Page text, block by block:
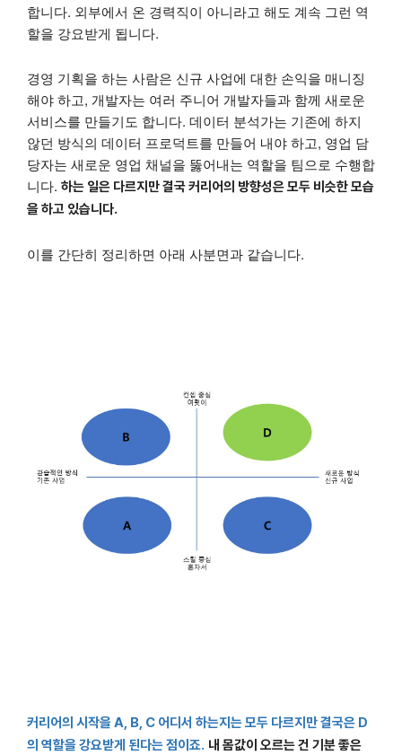
합니다. 외부에서 온 경력직이 아니라고 해도 계속 그런 역
할을 강요받게 됩니다.
경영 기획을 하는 사람은 신규 사업에 대한 손익을 매니징
해야 하고, 개발자는 여러 주니어 개발자들과 함께 새로운
서비스를 만들기도 합니다. 데이터 분석가는 기존에 하지
않던 방식의 데이터 프로덕트를 만들어 내야 하고, 영업 담
당자는 새로운 영업 채널을 뚫어내는 역할을 팀으로 수행합
니다. 하는 일은 다르지만 결국 커리어의 방향성은 모두 비슷한 모습
을 하고 있습니다.
이를 간단히 정리하면 아래 사분면과 같습니다.
커리어의 시작을 A, B, C 어디서 하는지는 모두 다르지만 결국은 D
의 역할을 강요받게 된다는 점이죠. 내 몸값이 오르는 건 기분 좋은